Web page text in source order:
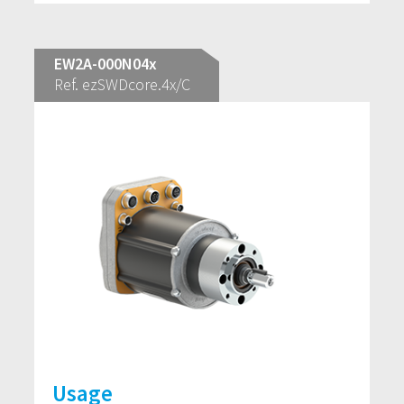
EW2A-000N04x
Ref. ezSWDcore.4x/C
Usage